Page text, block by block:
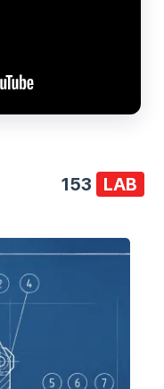
153 LAB